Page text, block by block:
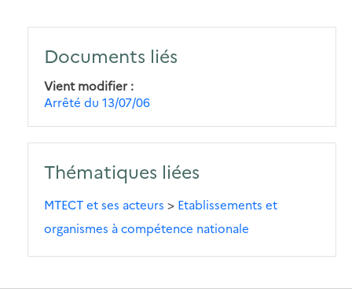
Documents liés
Vient modifier
Arrêté du 13/07/06
Thématiques liées
MTECT et ses acteurs > Etablissements et
organismes à compétence nationale